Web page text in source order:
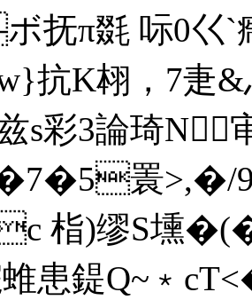
抚π毲 呩0巜`
抗K翉，7
s彩3論琦N
瞏>,�/
栺)缪S壎
蜼患鍉